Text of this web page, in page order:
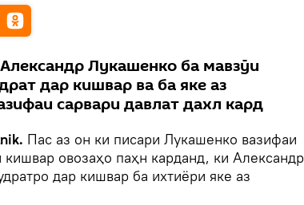
Лукашенко ба мавзӯи
дар кишвар ва ба яке аз
сарвари давлат дахл кард
Пас аз он ки писари Лукашенко вазифаи
кишвар овозаҳо паҳн карданд, ки Александр
дар кишвар ба ихтиёри яке аз